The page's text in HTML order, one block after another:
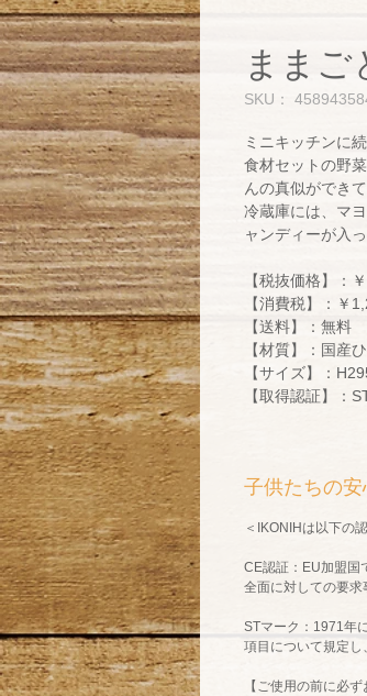
ままご
SKU：
ミニキッチンに
食材セットの野
んの真似ができ
冷蔵庫には、マ
ャンディーが入っ
【税抜価格】：
【消費税】：￥
【送料】：無料
【材質】：国産
【サイズ】：
【取得認証】：
子供たちの安
＜ IKONIHは以下の
CE認証： EU加盟国
全面に対しての要求
STマーク： 1971年
項目について規定し
【ご使用の前に必ず